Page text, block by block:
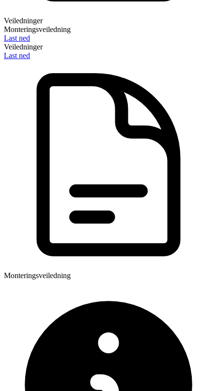
Veiledninger
Monteringsveiledning
Last ned
Veiledninger
Last ned
Monteringsveiledning